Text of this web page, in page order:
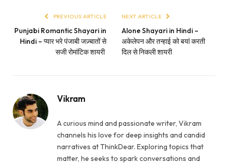
PREVIOUS ARTICLE
Punjabi Romantic Shayari in
Hindi – प्यार भरे पंजाबी जज़्बातों से
सजी रोमांटिक शायरी
NEXT ARTICLE
Alone Shayari in Hindi –
अकेलेपन और तन्हाई को बयां करती
दिल से निकली शायरी
Vikram
A curious mind and passionate writer, Vikram
channels his love for deep insights and candid
narratives at ThinkDear. Exploring topics that
matter, he seeks to spark conversations and